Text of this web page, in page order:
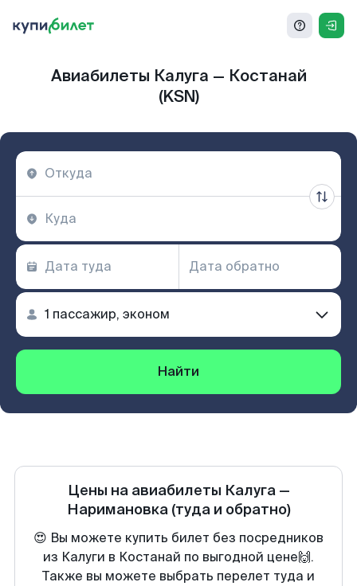
Авиабилеты Калуга — Костанай
(KSN)
Найти
Цены на авиабилеты Калуга—
Наримановка (туда и обратно)
😍 Вы можете купить билет без посредников
из Калуги в Костанай по выгодной цене🙌.
Также вы можете выбрать перелет туда и